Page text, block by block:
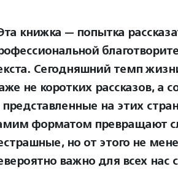
книжка — попытка
Сегодняшний темп
не коротких рассказов, а
на этих
форматом превращают
но от этого не
важно для всех нас